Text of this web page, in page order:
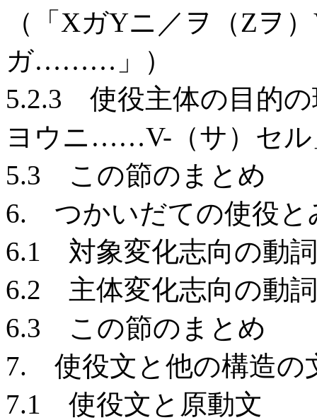
（「XガYニ／ヲ（Zヲ
ガ………」）
5.2.3 使役主体の目的
ヨウニ……V-（サ）セル
5.3 この節のまとめ
6. つかいだての使役と
6.1 対象変化志向の動
6.2 主体変化志向の動
6.3 この節のまとめ
7. 使役文と他の構造の
7.1 使役文と原動文